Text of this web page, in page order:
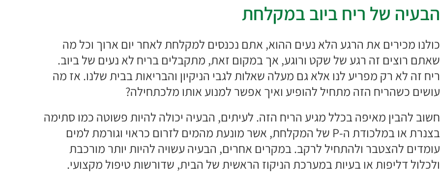
הבעיה של ריח ביוב במקלחת
כולנו מכירים את הרגע הלא נעים ההוא, אתם נכנסים למקלחת לאחר יום ארוך וכל מה
שאתם רוצים זה רגע של שקט ורוגע, אך במקום זאת, מתקבלים בריח לא נעים של ביוב.
ריח זה לא רק מפריע לנו אלא גם מעלה שאלות לגבי הניקיון והבריאות בבית שלנו. אז מה
עושים כשהריח הזה מתחיל להופיע ואיך אפשר למנוע אותו מלכתחילה?
חשוב להבין מאיפה בכלל מגיע הריח הזה. לעיתים, הבעיה יכולה להיות פשוטה כמו סתימה
בצנרת או במלכודת ה-P של המקלחת, אשר מונעת מהמים לזרום כראוי וגורמת למים
עומדים להצטבר ולהתחיל לרקב. במקרים אחרים, הבעיה עשויה להיות יותר מורכבת
ולכלול דליפות או בעיות במערכת הניקוז הראשית של הבית, שדורשות טיפול מקצועי.